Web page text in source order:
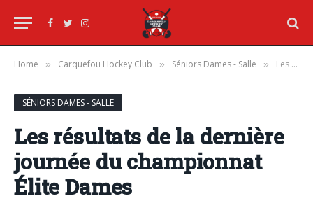
Facebook
TwitterInstagram
Home » Carquefou Hockey Club » Séniors Dames - Salle » Les résultats de la dernière journée du championnat Élite Dames
SÉNIORS DAMES - SALLE
Les résultats de la dernière
journée du championnat
Élite Dames